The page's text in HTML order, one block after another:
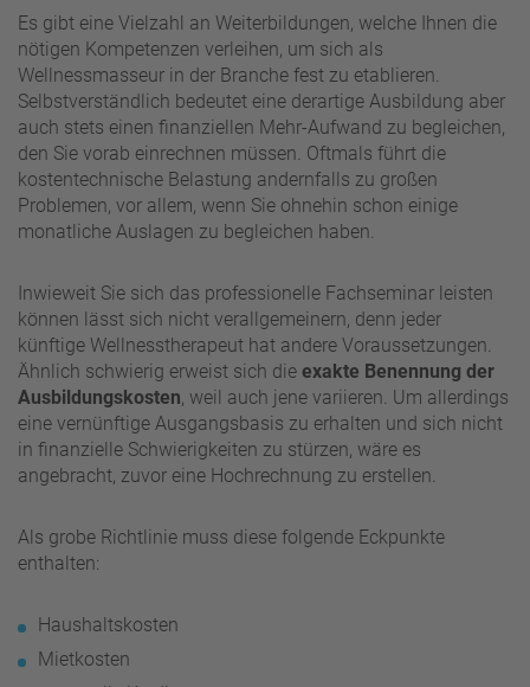
Es gibt eine Vielzahl an Weiterbildungen, welche Ihnen die
nötigen Kompetenzen verleihen, um sich als
Wellnessmasseur in der Branche fest zu etablieren.
Selbstverständlich bedeutet eine derartige Ausbildung aber
auch stets einen finanziellen Mehr-Aufwand zu begleichen,
den Sie vorab einrechnen müssen. Oftmals führt die
kostentechnische Belastung andernfalls zu großen
Problemen, vor allem, wenn Sie ohnehin schon einige
monatliche Auslagen zu begleichen haben.
Inwieweit Sie sich das professionelle Fachseminar leisten
können lässt sich nicht verallgemeinern, denn jeder
künftige Wellnesstherapeut hat andere Voraussetzungen.
Ähnlich schwierig erweist sich die exakte Benennung der
Ausbildungskosten, weil auch jene variieren. Um allerdings
eine vernünftige Ausgangsbasis zu erhalten und sich nicht
in finanzielle Schwierigkeiten zu stürzen, wäre es
angebracht, zuvor eine Hochrechnung zu erstellen.
Als grobe Richtlinie muss diese folgende Eckpunkte
enthalten:
Haushaltskosten
Mietkosten